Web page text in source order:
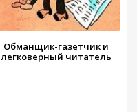
Обманщик-газетчик и
легковерный читатель